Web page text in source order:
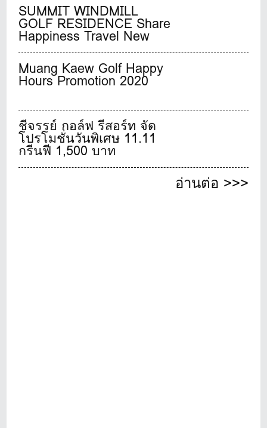
SUMMIT WINDMILL
GOLF RESIDENCE Share
Happiness Travel New
normal stylish living
Muang Kaew Golf Happy
Hours Promotion 2020
ชีจรรย์ กอล์ฟ รีสอร์ท จัด
โปรโมชั่นวันพิเศษ 11.11
กรีนฟี 1,500 บาท
อ่านต่อ >>>